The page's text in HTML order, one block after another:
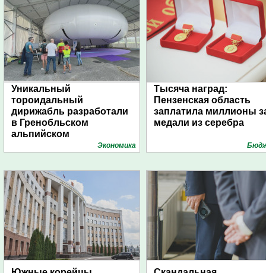
Уникальный
тороидальный
дирижабль разработали
в Гренобльском
альпийском
Экономика
Тысяча наград:
Пензенская область
заплатила миллионы
медали из серебра